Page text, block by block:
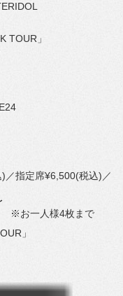
TOUR」
)／指定席¥6,500(税込)／
お一人様4枚まで
」